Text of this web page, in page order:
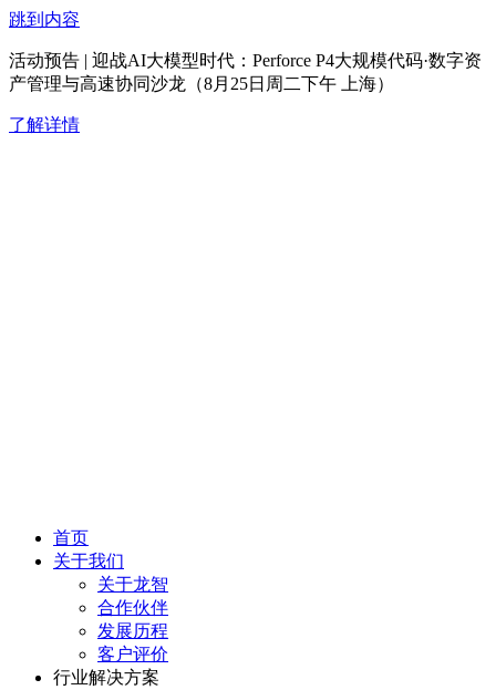
跳到内容
活动预告 | 迎战AI大模型时代：Perforce P4大规模代码·数字资
产管理与高速协同沙龙（8月25日周二下午 上海）
了解详情
首页
关于我们
关于龙智
合作伙伴
发展历程
客户评价
行业解决方案